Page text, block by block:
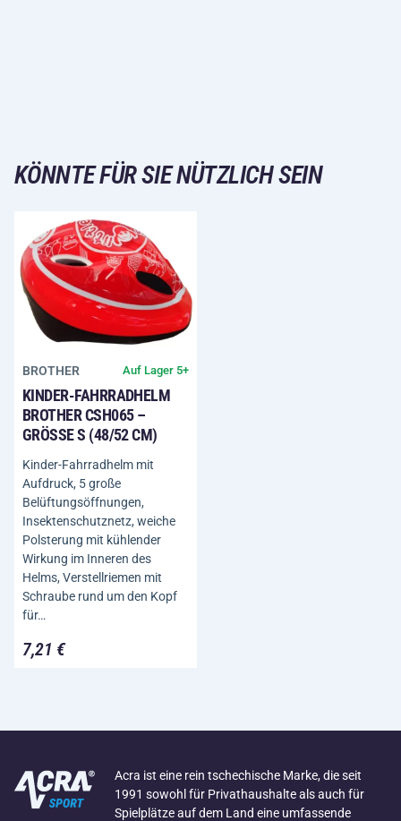
KÖNNTE FÜR SIE NÜTZLICH SEIN
BROTHER Auf Lager 5+
KINDER-FAHRRADHELM
BROTHER CSH065 –
GRÖSSE S (48/52 CM)
Kinder-Fahrradhelm mit
Aufdruck, 5 große
Belüftungsöffnungen,
Insektenschutznetz, weiche
Polsterung mit kühlender
Wirkung im Inneren des
Helms, Verstellriemen mit
Schraube rund um den Kopf
für…
7,21 €
Acra ist eine rein tschechische Marke, die seit
1991 sowohl für Privathaushalte als auch für
Spielplätze auf dem Land eine umfassende